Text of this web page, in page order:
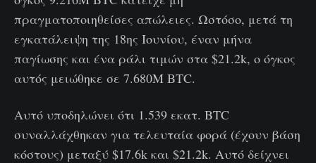
πραγματοποιηθείσες απώλειες. Ωστόσο, μετά τη
εγκατάλειψη της 18ης Ιουνίου, έναν μήνα
παγίωσης και ένα ράλι τιμών στα $21.2k, ο όγκος
αυτός μειώθηκε σε 7.680M BTC.
Αυτό υποδηλώνει ότι 1.539 εκατ. BTC
συναλλάχθηκαν για τελευταία φορά (έχουν βάση
κόστους) μεταξύ $17.6k και $21.2k. Αυτό δείχνει